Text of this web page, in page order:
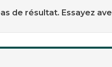
de résultat. Essayez